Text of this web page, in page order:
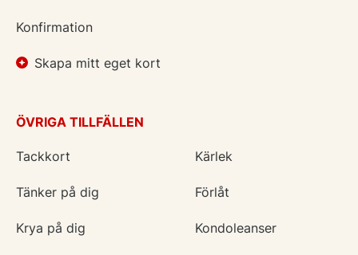
Konfirmation
Skapa mitt eget kort
ÖVRIGA TILLFÄLLEN
Tackkort Kärlek
Tänker på dig Förlåt
Krya på dig Kondoleanser